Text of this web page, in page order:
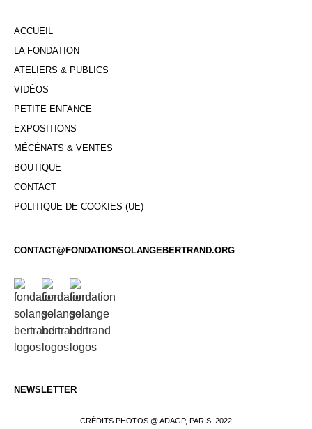
ACCUEIL
LA FONDATION
ATELIERS & PUBLICS
VIDÉOS
PETITE ENFANCE
EXPOSITIONS
MÉCÉNATS & VENTES
BOUTIQUE
CONTACT
POLITIQUE DE COOKIES (UE)
CONTACT@FONDATIONSOLANGEBERTRAND.ORG
NEWSLETTER
CRÉDITS PHOTOS @ ADAGP, PARIS, 2022